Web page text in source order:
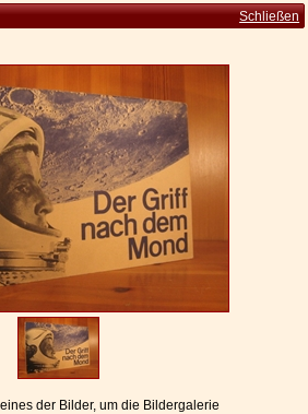
Schließen
der Bilder, um die Bildergalerie